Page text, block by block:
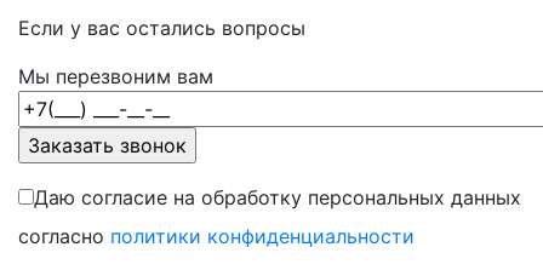
Если у вас остались вопросы
Мы перезвоним вам
Даю согласие на обработку персональных данных
согласно политики конфиденциальности